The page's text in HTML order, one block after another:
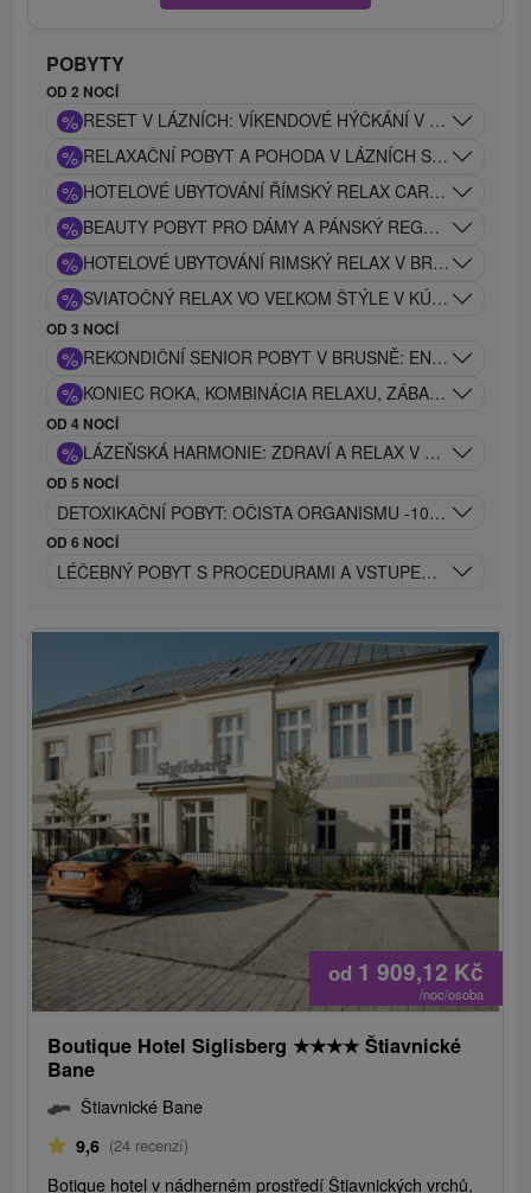
POBYTY
OD 2 NOCÍ
% RESET V LÁZNÍCH: VÍKENDOVÉ HÝČKÁNÍ V CARACALLA
% RELAXAČNÍ POBYT A POHODA V LÁZNÍCH SE SLEVOU
% HOTELOVÉ UBYTOVÁNÍ ŘÍMSKÝ RELAX CARACALLA
% BEAUTY POBYT PRO DÁMY A PÁNSKÝ REGENERAČNÍ
% HOTELOVÉ UBYTOVÁNÍ RIMSKÝ RELAX V BRUSNĚ:
% SVIATOČNÝ RELAX VO VEĽKOM ŠTÝLE V KÚPEĽOCH
OD 3 NOCÍ
% REKONDIČNÍ SENIOR POBYT V BRUSNĚ: ENERGIE A
% KONIEC ROKA, KOMBINÁCIA RELAXU, ZÁBAVY A
OD 4 NOCÍ
% LÁZEŇSKÁ HARMONIE: ZDRAVÍ A RELAX V SRDCI
OD 5 NOCÍ
DETOXIKAČNÍ POBYT: OČISTA ORGANISMU -10
OD 6 NOCÍ
LÉČEBNÝ POBYT S PROCEDURAMI A VSTUPEM DO
od 1 909,12 Kč
/noc/osoba
Boutique Hotel Siglisberg ★★★★ Štiavnické
Bane
Štiavnické Bane
9,6 (24 recenzí)
Botique hotel v nádherném prostředí Štiavnických vrchů,